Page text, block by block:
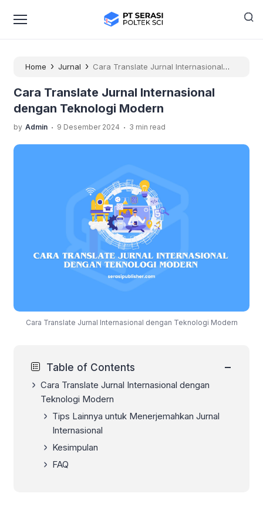
Home › Jurnal › Cara Translate Jurnal Internasional
Cara Translate Jurnal Internasional
dengan Teknologi Modern
by Admin . 9 Desember 2024 . 3 min read
Cara Translate Jurnal Internasional dengan Teknologi Modern
Table of Contents −
Cara Translate Jurnal Internasional dengan
Teknologi Modern
Tips Lainnya untuk Menerjemahkan Jurnal
Internasional
Kesimpulan
FAQ